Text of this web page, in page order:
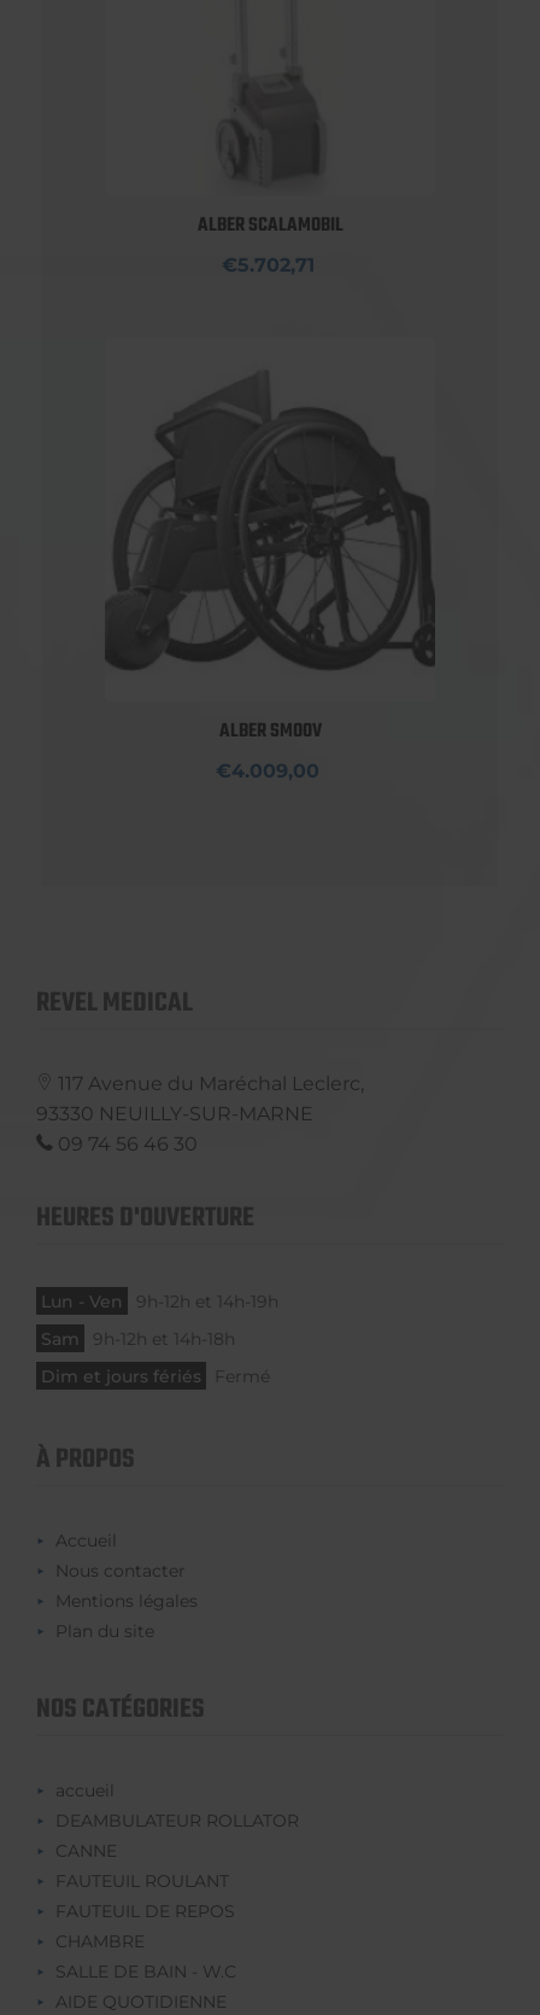
ALBER SCALAMOBIL
€5.702,71
ALBER SMOOV
€4.009,00
REVEL MEDICAL
117 Avenue du Maréchal Leclerc,
93330 NEUILLY-SUR-MARNE
09 74 56 46 30
HEURES D'OUVERTURE
Lun - Ven
9h-12h et 14h-19h
Sam
9h-12h et 14h-18h
Dim et jours fériés
Fermé
À PROPOS
Accueil
Nous contacter
Mentions légales
Plan du site
NOS CATÉGORIES
accueil
DEAMBULATEUR ROLLATOR
CANNE
FAUTEUIL ROULANT
FAUTEUIL DE REPOS
CHAMBRE
SALLE DE BAIN - W.C
AIDE QUOTIDIENNE